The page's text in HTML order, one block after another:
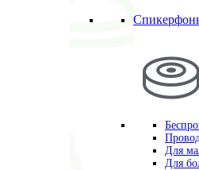
Для
Для